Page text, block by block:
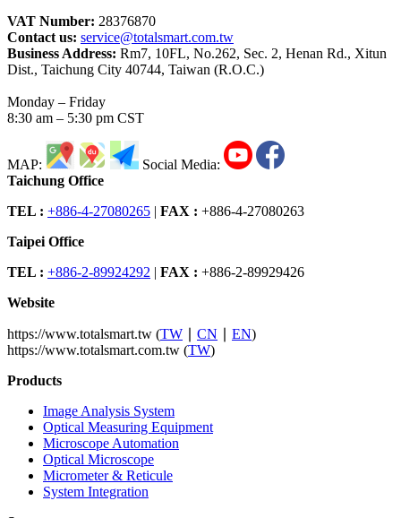
VAT Number: 28376870
Contact us: service@totalsmart.com.tw
Business Address: Rm7, 10FL, No.262, Sec. 2, Henan Rd., Xitun
Dist., Taichung City 40744, Taiwan (R.O.C.)
Monday – Friday
8:30 am – 5:30 pm CST
MAP:
Social Media:
Taichung Office
TEL : +886-4-27080265 | FAX : +886-4-27080263
Taipei Office
TEL : +886-2-89924292 | FAX : +886-2-89929426
Website
https://www.totalsmart.tw (TW CN EN)
https://www.totalsmart.com.tw (TW)
Products
Image Analysis System
Optical Measuring Equipment
Microscope Automation
Optical Microscope
Micrometer & Reticule
System Integration